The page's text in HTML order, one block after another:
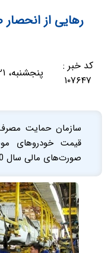
رهایی از
کد خبر :
۱۰۷۶۴۷
پنجشنبه، ۲۱ اردیبهشت ۱۴۰۲ - ۱۰:۳۱:۰۴
سازمان حمایت مصرف
قیمت خودروهای
صورت‌های مالی سال 1400 و تعدیلات ...